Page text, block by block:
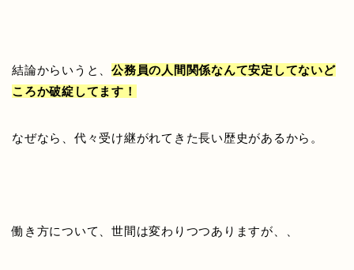
結論からいうと、公務員の人間関係なんて安定してないど
ころか破綻してます！
なぜなら、代々受け継がれてきた長い歴史があるから。
働き方について、世間は変わりつつありますが、、